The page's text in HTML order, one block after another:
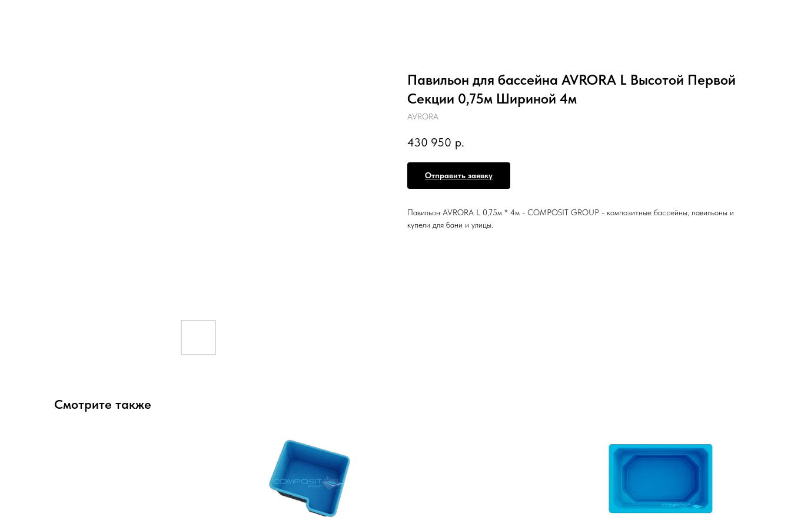
Павильон для бассейна AVRORA L Высотой Первой
Секции 0,75м Шириной 4м
AVRORA
430 950 р.
Отправить заявку
Павильон AVRORA L 0,75м * 4м - COMPOSIT GROUP - композитные бассейны, павильоны и
купели для бани и улицы.
Смотрите также